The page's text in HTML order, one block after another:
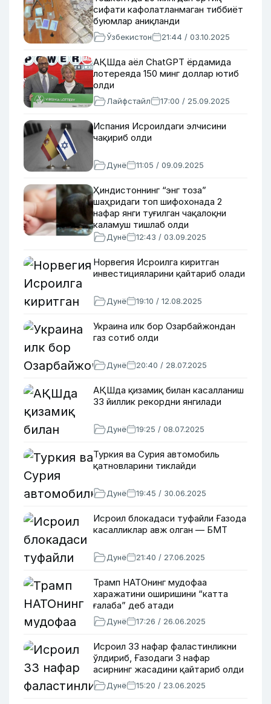
сифати кафолатланмаган тиббиёт
буюмлар аниқланди
Ўзбекистон 21:44 / 03.10.2025
АҚШда аёл ChatGPT ёрдамида
лотереяда 150 минг доллар ютиб
олди
Лайфстайл 17:00 / 25.09.2025
Испания Исроилдаги элчисини
чақириб олди
Дунё 11:05 / 09.09.2025
Ҳиндистоннинг “энг тоза”
шаҳридаги топ шифохонада 2
нафар янги туғилган чақалоқни
каламуш тишлаб олди
Дунё 12:43 / 03.09.2025
Норвегия Исроилга киритган
инвестицияларини қайтариб олади
Дунё 19:10 / 12.08.2025
Украина илк бор Озарбайжондан
газ сотиб олди
Дунё 20:40 / 28.07.2025
АҚШда қизамиқ билан касалланиш
33 йиллик рекордни янгилади
Дунё 19:25 / 08.07.2025
Туркия ва Сурия автомобиль
қатновларини тиклайди
Дунё 19:45 / 30.06.2025
Исроил блокадаси туфайли Ғазода
касалликлар авж олган — БМТ
Дунё 21:40 / 27.06.2025
Трамп НАТОнинг мудофаа
харажатини оширишини “катта
ғалаба” деб атади
Дунё 17:26 / 26.06.2025
Исроил 33 нафар фаластинликни
ўлдириб, Ғазодаги 3 нафар
асирнинг жасадини қайтариб олди
Дунё 15:20 / 23.06.2025